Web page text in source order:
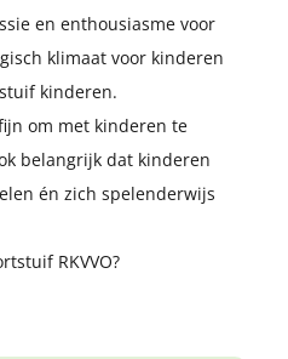
en enthousiasme voor
klimaat voor kinderen
kinderen.
om met kinderen te
belangrijk dat kinderen
én zich spelenderwijs
RKVVO?